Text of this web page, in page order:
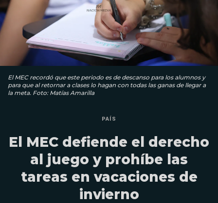
El MEC recordó que este periodo es de descanso para los alumnos y
para que al retornar a clases lo hagan con todas las ganas de llegar a
la meta. Foto: Matías Amarilla
PAÍS
El MEC defiende el derecho
al juego y prohíbe las
tareas en vacaciones de
invierno